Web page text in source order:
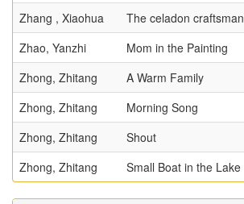
Zhang , Xiaohua
The celadon craftsman
Zhao, Yanzhi
Mom in the Painting
Zhong, Zhitang
A Warm Family
Zhong, Zhitang
Morning Song
Zhong, Zhitang
Shout
Zhong, Zhitang
Small Boat in the Lake